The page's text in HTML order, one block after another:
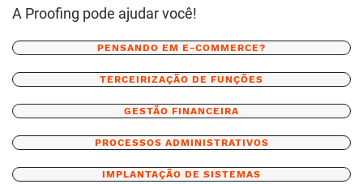
A Proofing pode ajudar você!
PENSANDO EM E-COMMERCE?
TERCEIRIZAÇÃO DE FUNÇÕES
GESTÃO FINANCEIRA
PROCESSOS ADMINISTRATIVOS
IMPLANTAÇÃO DE SISTEMAS